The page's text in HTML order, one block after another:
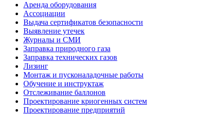
Аренда оборудования
Ассоциации
Выдача сертификатов безопасности
Выявление утечек
Журналы и СМИ
Заправка природного газа
Заправка технических газов
Лизинг
Монтаж и пусконаладочные работы
Обучение и инструктаж
Отслеживание баллонов
Проектирование криогенных систем
Проектирование предприятий